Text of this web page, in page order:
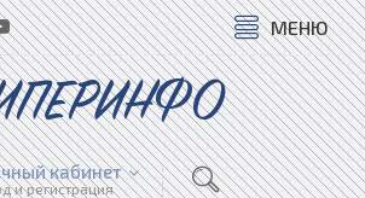
МЕНЮ
кабинет
и регистрация